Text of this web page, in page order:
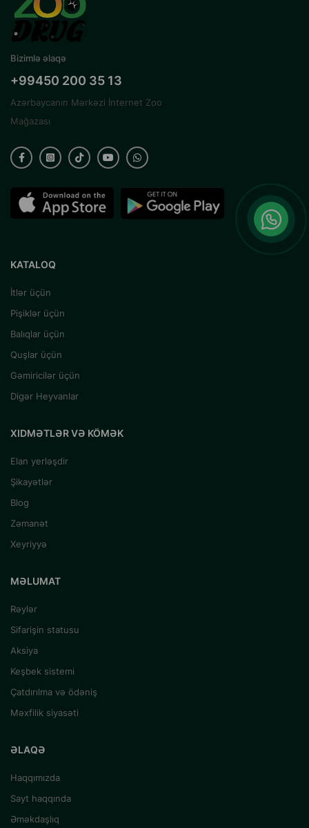
Bizimlə əlaqə
+99450 200 35 13
Azərbaycanın Mərkəzi İnternet Zoo
Mağazası
KATALOQ
İtlər üçün
Pişiklər üçün
Balıqlar üçün
Quşlar üçün
Gəmiricilər üçün
Digər Heyvanlar
XIDMƏTLƏR VƏ KÖMƏK
Elan yerləşdir
Şikayətlər
Blog
Zəmanət
Xeyriyyə
MƏLUMAT
Rəylər
Sifarişin statusu
Aksiya
Keşbek sistemi
Çatdırılma və ödəniş
Məxfilik siyasəti
ƏLAQƏ
Haqqımızda
Sayt haqqında
Əməkdaşlıq